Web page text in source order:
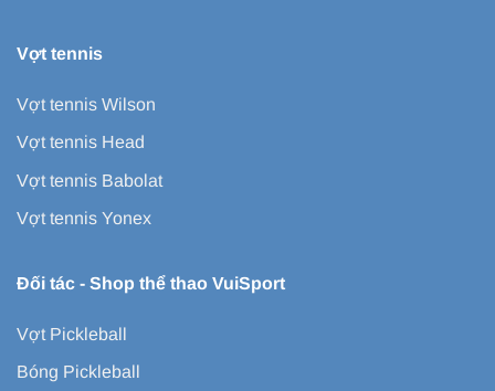
Vợt tennis
Vợt tennis Wilson
Vợt tennis Head
Vợt tennis Babolat
Vợt tennis Yonex
Đối tác - Shop thể thao VuiSport
Vợt Pickleball
Bóng Pickleball